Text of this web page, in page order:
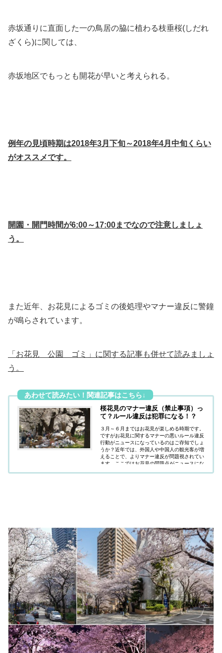
赤坂通りに直面した一の鳥居の脇に植わる枝垂桜(しだれ
ざくら)に関しては、
赤坂地区でもっとも開花が早いと考えられる。
例年の見頃時期は2018年3月下旬～2018年4月中旬くらい
がオススメです。
開園・開門時間が6:00～17:00までなので注意しましょ
う。
また近年、お花見によるゴミの後処理やマナー違反に警鐘
が鳴らされています。
「お花見 公園 ゴミ」に関する記事も併せて読みましょ
う。
桜花見のマナー違反（禁止事項）っ
て？ルール違反は犯罪になる！？
３月～６月まではお花見が楽しめる時期です。
ですがお花見に関するマナーの悪いルール違反
行動がニュースになっているのはご存知でしょ
うか？近年では、外国人や中国人の観光客が増
えることで、よりマナー違反が問題視されてい
ます。ここではお花見の問題点がニュースにな